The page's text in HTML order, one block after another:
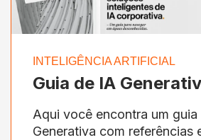
INTELIGÊNCIA ARTIFICIAL
Guia de IA
Aqui você encontra um guia
Generativa com referências